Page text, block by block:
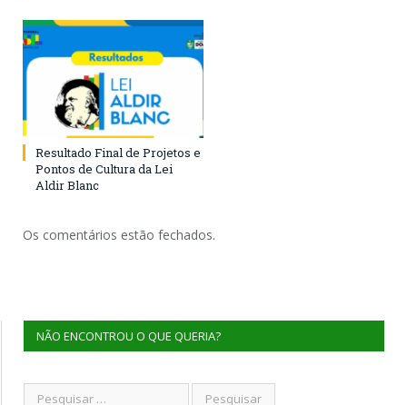
Resultado Final de Projetos e
Pontos de Cultura da Lei
Aldir Blanc
Os comentários estão fechados.
NÃO ENCONTROU O QUE QUERIA?